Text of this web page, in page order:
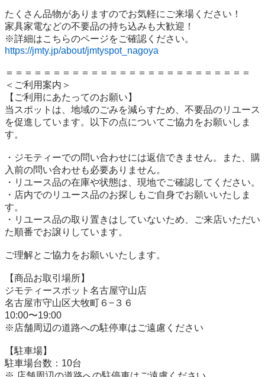
たくさん品物がありますのでお気軽にご来場ください！
家具家電などの不要品の持ち込みも大歓迎！
https://jmty.jp/about/jmtyspot_nagoya
＝＝＝＝＝＝＝＝＝＝＝＝＝＝＝＝＝＝＝＝＝＝＝＝＝＝
＜ご利用案内＞
【ご利用にあたってのお願い】
当スポットは、地域のごみを減らすため、不要品のリユース
を促進しています。以下の点についてご協力をお願いしま
す。
・ジモティーでの問い合わせには返信できません。また、購
入前の問い合わせも必要ありません。
・リユース品の在庫や状態は、現地でご確認してください。
・店内でのリユース品のお探しもご自身でお願いいたしま
す。
・リユース品の取り置きはしていないため、ご来店いただい
た順番でお譲りしています。
ご理解とご協力をお願いいたします。
【商品お取引場所】
ジモティースポット名古屋守山店
名古屋市守山区大牧町６−３６
10:00〜19:00
※店舗周辺の道路への駐停車はご遠慮ください
【駐⾞場】
駐車場台数：10台